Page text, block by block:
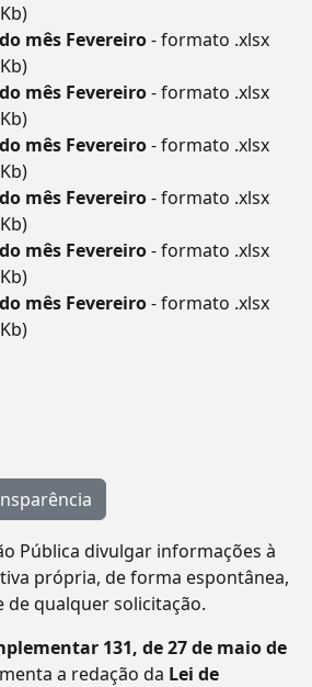
mês Fevereiro- formato .xlsx
mês Fevereiro- formato .xlsx
mês Fevereiro- formato .xlsx
mês Fevereiro- formato .xlsx
mês Fevereiro- formato .xlsx
mês Fevereiro- formato .xlsx
Pública divulgar informações à
própria, de forma espontânea,
qualquer solicitação.
131, de 27 de maio de
a redação da Lei de